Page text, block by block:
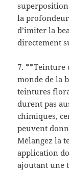
la
d’imiter la
directement
7. **Teinture
monde de la
teintures
durent pas
chimiques,
peuvent
Mélangez la
application
ajoutant une